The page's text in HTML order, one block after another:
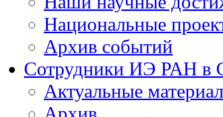
Национальные
Архив событий
Сотрудники ИЭ РАН
Актуальные